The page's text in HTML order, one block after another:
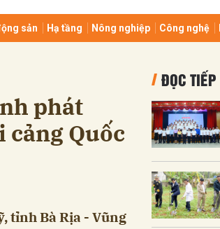
sản Hạ tầng Nông nghiệp Công nghệ
phát
Quốc
tỉnh Bà Rịa - Vũng
ĐỌC TIẾP
Gửi